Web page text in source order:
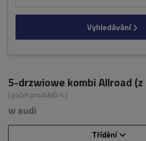
Vyhledávání
5-drzwiowe kombi Allroad
( počet produktů:4 )
w audi
Třídění